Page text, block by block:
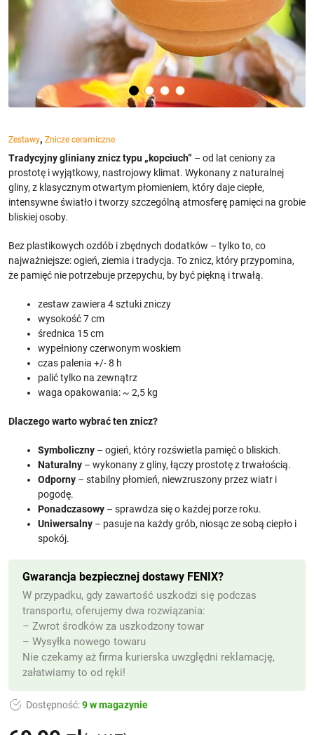
Zestawy, Znicze ceramiczne
Tradycyjny gliniany znicz typu „kopciuch” – od lat ceniony za
prostotę i wyjątkowy, nastrojowy klimat. Wykonany z naturalnej
gliny, z klasycznym otwartym płomieniem, który daje ciepłe,
intensywne światło i tworzy szczególną atmosferę pamięci na grobie
bliskiej osoby.
Bez plastikowych ozdób i zbędnych dodatków – tylko to, co
najważniejsze: ogień, ziemia i tradycja. To znicz, który przypomina,
że pamięć nie potrzebuje przepychu, by być piękną i trwałą.
zestaw zawiera 4 sztuki zniczy
wysokość 7 cm
średnica 15 cm
wypełniony czerwonym woskiem
czas palenia +/- 8 h
palić tylko na zewnątrz
waga opakowania: ~ 2,5 kg
Dlaczego warto wybrać ten znicz?
Symboliczny – ogień, który rozświetla pamięć o bliskich.
Naturalny – wykonany z gliny, łączy prostotę z trwałością.
Odporny – stabilny płomień, niewzruszony przez wiatr i
pogodę.
Ponadczasowy – sprawdza się o każdej porze roku.
Uniwersalny – pasuje na każdy grób, niosąc ze sobą ciepło i
spokój.
Dostępność:9 w magazynie
Gwarancja bezpiecznej dostawy FENIX?
W przypadku, gdy zawartość uszkodzi się podczas
transportu, oferujemy dwa rozwiązania:
– Zwrot środków za uszkodzony towar
– Wysyłka nowego towaru
Nie czekamy aż firma kurierska uwzględni reklamację,
załatwiamy to od ręki!